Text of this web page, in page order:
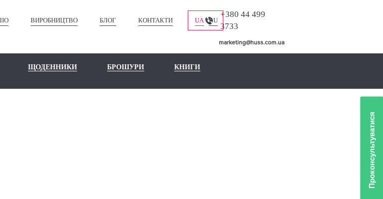
ВИРОБНИЦТВО БЛОГ КОНТАКТИ UA RU
+380 44 499
3733
marketing@huss.com.ua
ЩОДЕННИКИ БРОШУРИ
КНИГИ
Проконсультуватися